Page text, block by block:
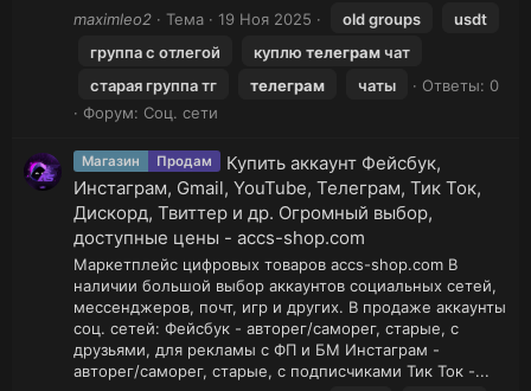
maximleo2
Тема 19 Ноя 2025 old groups
usdt
группа с отлегой
куплю телеграмчат
старая группа тг
телеграм чаты
Ответы: 0
Форум: Соц. сети
Магазин Продам
Купить аккаунт Фейсбук,
Инстаграм, Gmail, YouTube, Телеграм, Тик Ток,
Дискорд, Твиттер и др. Огромный выбор,
доступные цены - accs-shop.com
Маркетплейс цифровых товаров accs-shop.com В
наличии большой выбор аккаунтов социальных сетей,
мессенджеров, почт, игр и других. В продаже аккаунты
соц. сетей: Фейсбук - авторег/саморег, старые, с
друзьями, для рекламы с ФП и БМ Инстаграм -
авторег/саморег, старые, с подписчиками Тик Ток -...